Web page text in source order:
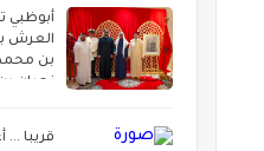
العرش
بن
نهيان
قريبا ...